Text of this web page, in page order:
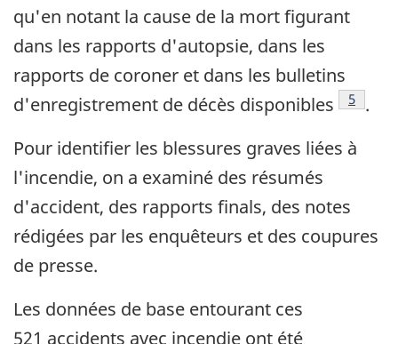
qu'en notant la cause de la mort figurant
dans les rapports d'autopsie, dans les
rapports de coroner et dans les bulletins
d'enregistrement de décès disponibles
Note
5 .
Pour identifier les blessures graves liées à
l'incendie, on a examiné des résumés
d'accident, des rapports finals, des notes
rédigées par les enquêteurs et des coupures
de presse.
Les données de base entourant ces
521 accidents avec incendie ont été